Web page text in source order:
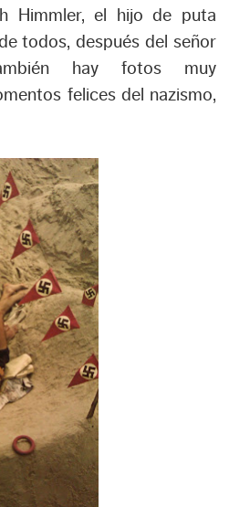
Himmler, el hijo de puta
todos, después del señor
hay fotos muy
felices del nazismo,